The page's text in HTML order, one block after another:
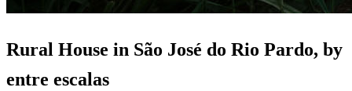
Rural House in São José do Rio Pardo, by
entre escalas